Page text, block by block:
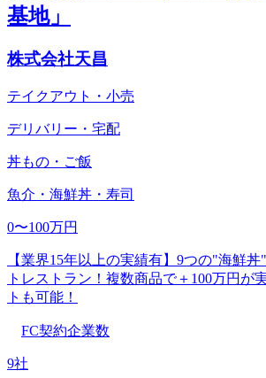
基地」
株式会社天昌
テイクアウト・小売
デリバリー・宅配
丼もの・ご飯
魚介・海鮮丼・寿司
0〜100万円
【業界15年以上の実績有】9つの"海鮮
トレストラン！複数商品で＋100万円が
トも可能！
FC契約企業数
9社